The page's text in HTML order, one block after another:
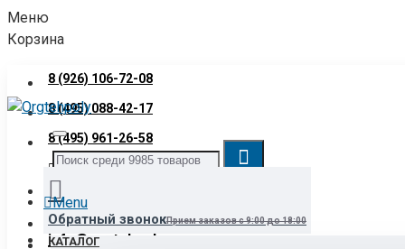
Меню
Корзина
8 (926) 106-72-08
8 (495) 088-42-17
8 (495) 961-26-58
Звонок бесплатный
info@orgtehpoly.com
Обратный звонокПрием заказов с 9:00 до 18:00
Menu
КАТАЛОГ